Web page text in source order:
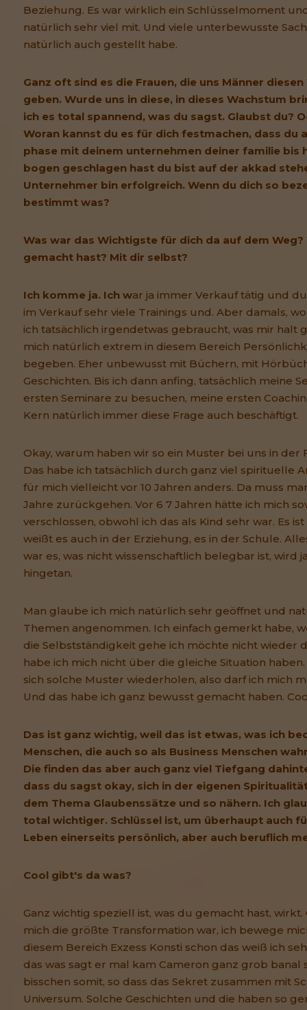
Beziehung. Es war wirklich ein Schlüsselmoment
natürlich sehr viel mit. Und viele unterbewusste
natürlich auch gestellt habe.
Ganz oft sind es die Frauen, die uns Männer
geben. Wurde uns in diese, in dieses Wachstum
ich es total spannend, was du sagst. Glaubst du?
Woran kannst du es für dich festmachen, dass du
phase mit deinem unternehmen deiner familie bis
bogen geschlagen hast du bist auf der akkad
Unternehmer bin erfolgreich. Wenn du dich so
bestimmt was?
Was war das Wichtigste für dich da auf dem
gemacht hast? Mit dir selbst?
Ich komme ja. Ich war ja immer Verkauf tätig und
im Verkauf sehr viele Trainings und. Aber damals,
ich tatsächlich irgendetwas gebraucht, was mir halt
mich natürlich extrem in diesem Bereich
begeben. Eher unbewusst mit Büchern, mit
Geschichten. Bis ich dann anfing, tatsächlich meine
ersten Seminare zu besuchen, meine ersten
Kern natürlich immer diese Frage auch beschäftigt.
Okay, warum haben wir so ein Muster bei uns in der
Das habe ich tatsächlich durch ganz viel spirituelle
für mich vielleicht vor 10 Jahren anders. Da muss
Jahre zurückgehen. Vor 6 7 Jahren hätte ich mich
verschlossen, obwohl ich das als Kind sehr war. Es
weißt es auch in der Erziehung, es in der Schule.
war es, was nicht wissenschaftlich belegbar ist, wird
hingetan.
Man glaube ich mich natürlich sehr geöffnet und
Themen angenommen. Ich einfach gemerkt habe,
die Selbstständigkeit gehe ich möchte nicht wieder
habe ich mich nicht über die gleiche Situation
sich solche Muster wiederholen, also darf ich mich
Und das habe ich ganz bewusst gemacht haben.
Das ist ganz wichtig, weil das ist etwas, was ich
Menschen, die auch so als Business Menschen
Die finden das aber auch ganz viel Tiefgang
dass du sagst okay, sich in der eigenen
dem Thema Glaubenssätze und so nähern. Ich
total wichtiger. Schlüssel ist, um überhaupt auch
Leben einerseits persönlich, aber auch beruflich
Cool gibt's da was?
Ganz wichtig speziell ist, was du gemacht hast,
mich die größte Transformation war, ich bewege
diesem Bereich Exzess Konsti schon das weiß ich
das was sagt er mal kam Cameron ganz grob banal
bisschen somit, so dass das Sekret zusammen mit
Universum. Solche Geschichten und die haben so